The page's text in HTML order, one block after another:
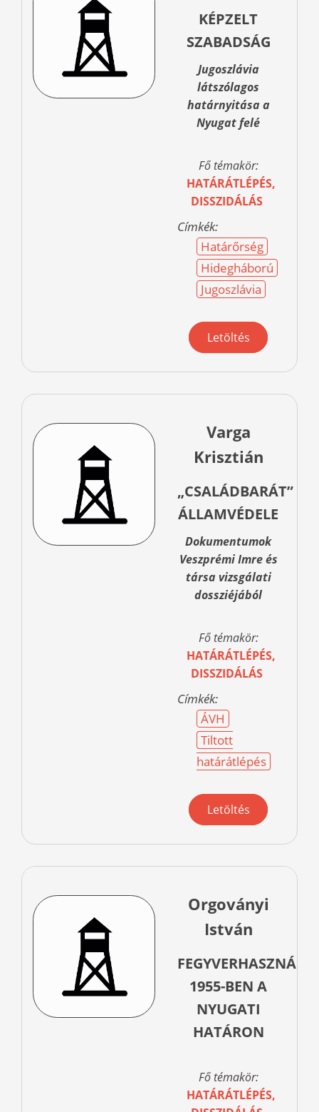
KÉPZELT
SZABADSÁG
Jugoszlávia
látszólagos
határnyitása a
Nyugat felé
Fő témakör:
HATÁRÁTLÉPÉS,
DISSZIDÁLÁS
Címkék:
Határőrség
Hidegháború
Jugoszlávia
Letöltés
Varga
Krisztián
„CSALÁDBARÁT”
ÁLLAMVÉDELE
Dokumentumok
Veszprémi Imre és
társa vizsgálati
dossziéjából
Fő témakör:
HATÁRÁTLÉPÉS,
DISSZIDÁLÁS
Címkék:
ÁVH
Tiltott
határátlépés
Letöltés
Orgoványi
István
1955-BEN A
NYUGATI
HATÁRON
Fő témakör:
HATÁRÁTLÉPÉS,